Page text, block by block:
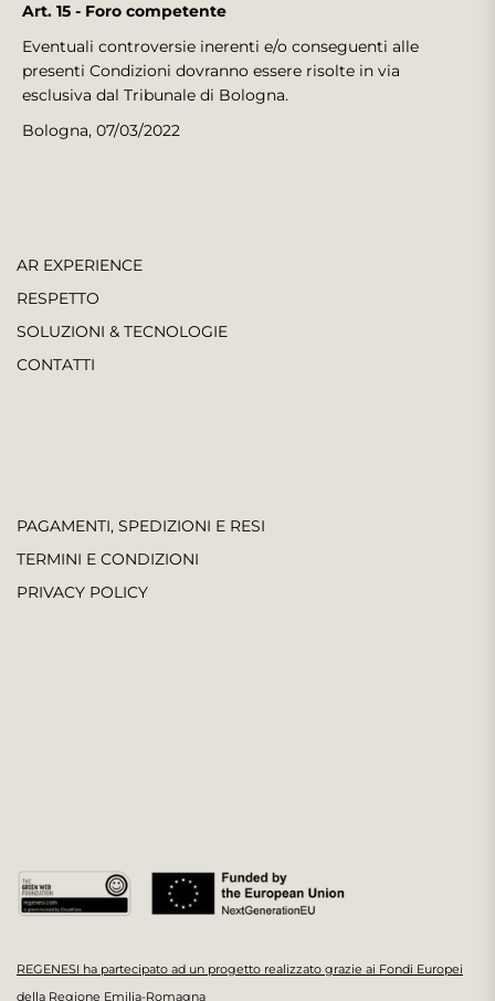
Art. 15 - Foro competente
Eventuali controversie inerenti e/o conseguenti alle
presenti Condizioni dovranno essere risolte in via
esclusiva dal Tribunale di Bologna.
Bologna, 07/03/2022
AR EXPERIENCE
RESPETTO
SOLUZIONI & TECNOLOGIE
CONTATTI
PAGAMENTI, SPEDIZIONI E RESI
TERMINI E CONDIZIONI
PRIVACY POLICY
REGENESI ha partecipato ad un progetto realizzato grazie ai Fondi Europei
della Regione Emilia-Romagna